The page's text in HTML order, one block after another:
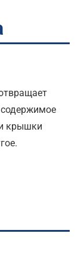
cодержимое
крышки